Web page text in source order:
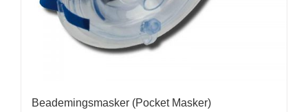
Beademingsmasker (Pocket Masker)